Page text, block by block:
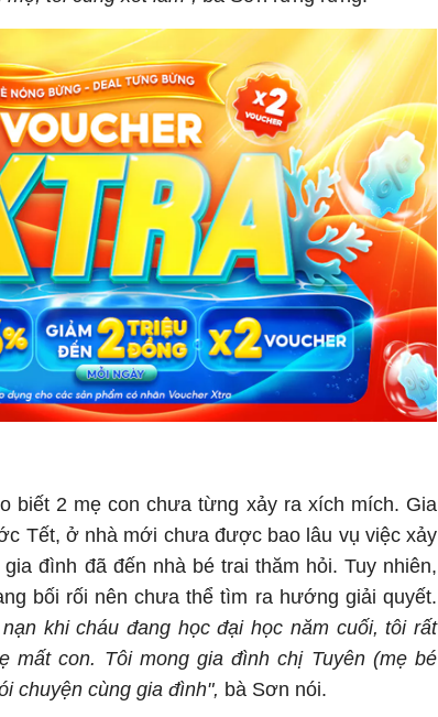
biết 2 mẹ con chưa từng xảy ra xích mích. Gia
Tết, ở nhà mới chưa được bao lâu vụ việc xảy
đình đã đến nhà bé trai thăm hỏi. Tuy nhiên,
bối rối nên chưa thể tìm ra hướng giải quyết.
khi cháu đang học đại học năm cuối, tôi rất
mất con. Tôi mong gia đình chị Tuyên (mẹ bé
chuyện cùng gia đình", bà Sơn nói.